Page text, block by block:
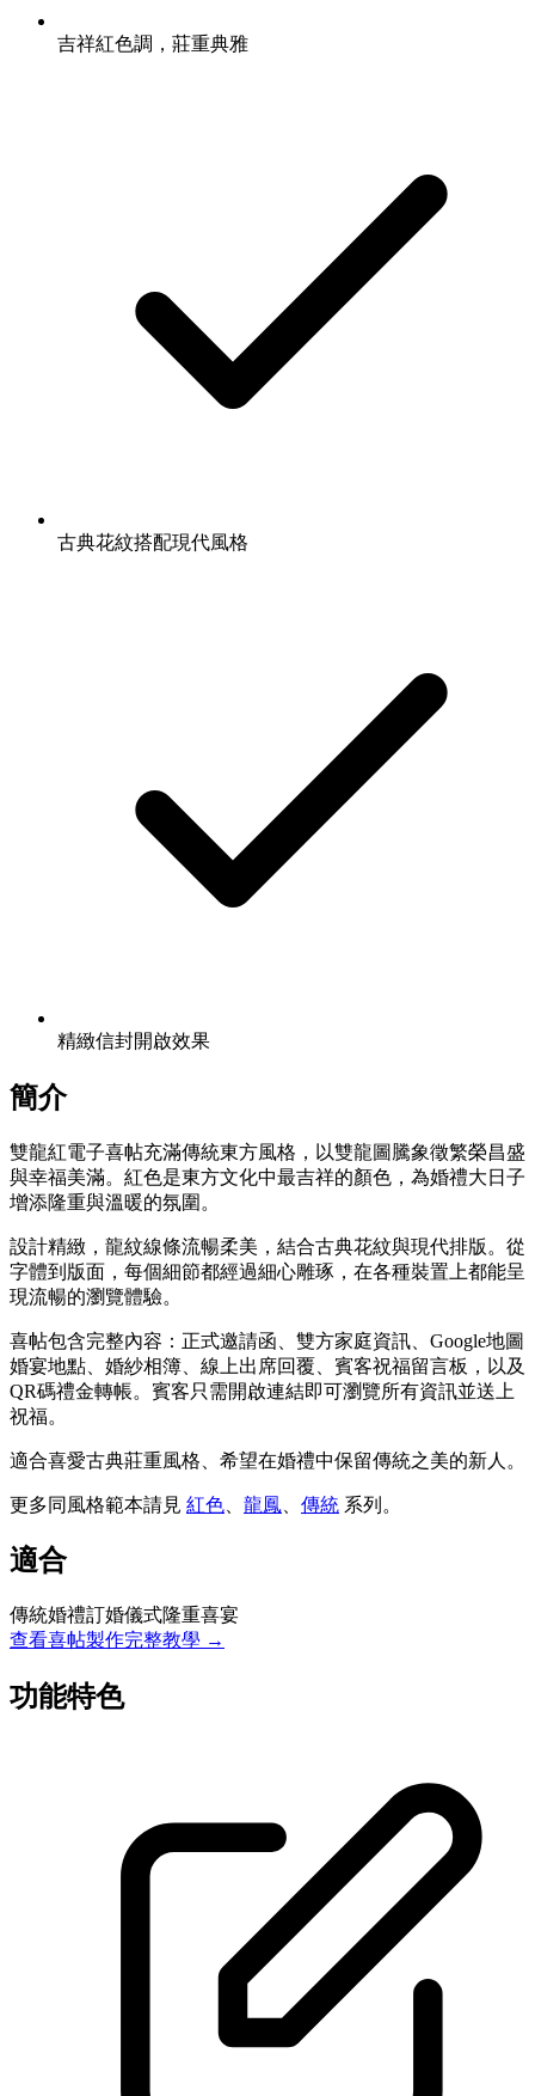
吉祥紅色調，莊重典雅
古典花紋搭配現代風格
精緻信封開啟效果
簡介
雙龍紅電子喜帖充滿傳統東方風格，以雙龍圖騰象徵繁榮昌盛
與幸福美滿。紅色是東方文化中最吉祥的顏色，為婚禮大日子
增添隆重與溫暖的氛圍。
設計精緻，龍紋線條流暢柔美，結合古典花紋與現代排版。從
字體到版面，每個細節都經過細心雕琢，在各種裝置上都能呈
現流暢的瀏覽體驗。
喜帖包含完整內容：正式邀請函、雙方家庭資訊、Google地圖
婚宴地點、婚紗相簿、線上出席回覆、賓客祝福留言板，以及
QR碼禮金轉帳。賓客只需開啟連結即可瀏覽所有資訊並送上
祝福。
適合喜愛古典莊重風格、希望在婚禮中保留傳統之美的新人。
更多同風格範本請見 紅色 龍鳳 傳統 系列 。
適合
傳統婚禮訂婚儀式隆重喜宴
查看喜帖製作完整教學 →
功能特色